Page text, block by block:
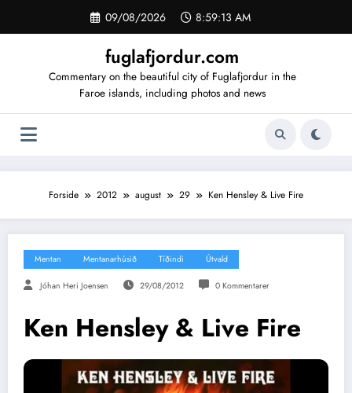
indhold
09/08/2026 8:59:13 AM
fuglafjordur.com
Commentary on the beautiful city of Fuglafjordur in the
Faroe islands, including photos and news
Forside 2012 august 29 Ken Hensley & Live Fire
Mentan Mentanarhúsið Tíðindi Útvald
Jóhan Heri Joensen 29/08/2012 0 Kommentarer
Ken Hensley & Live Fire